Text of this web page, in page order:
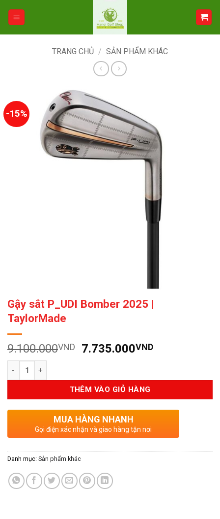
TRANG CHỦ / SẢN PHẨM KHÁC
-15%
Gậy sắt P_UDI Bomber 2025 |
TaylorMade
9.100.000VND
Giá
9.100.000VND.
7.735.000VNDGiá
là:
Số lượng
THÊM VÀO GIỎ HÀNG
MUA HÀNG NHANH
Gọi điện xác nhận và giao hàng tận nơi
Danh mục: Sản phẩm khác